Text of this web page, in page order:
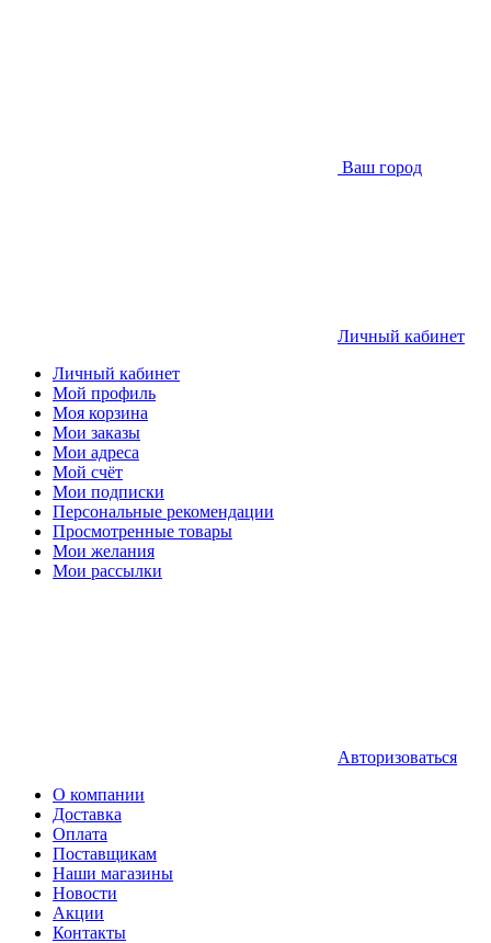
Ваш город
Личный кабинет
Личный кабинет
Мой профиль
Моя корзина
Мои заказы
Мои адреса
Мой счёт
Мои подписки
Персональные рекомендации
Просмотренные товары
Мои желания
Мои рассылки
Авторизоваться
О компании
Доставка
Оплата
Поставщикам
Наши магазины
Новости
Акции
Контакты